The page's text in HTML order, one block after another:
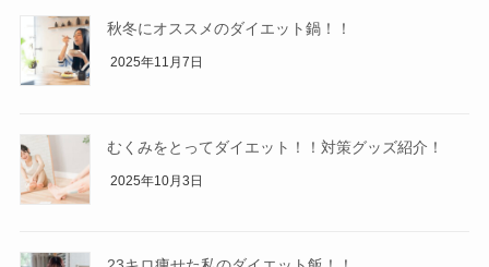
秋冬にオススメのダイエット鍋！！
2025年11月7日
むくみをとってダイエット！！対策グッズ紹介！
2025年10月3日